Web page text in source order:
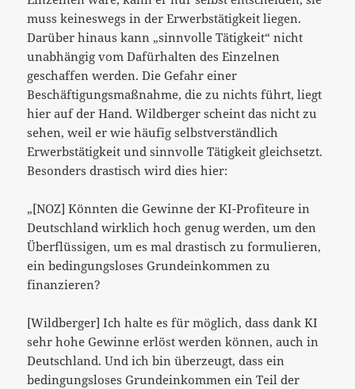
muss keineswegs in der Erwerbstätigkeit liegen.
Darüber hinaus kann „sinnvolle Tätigkeit“ nicht
unabhängig vom Dafürhalten des Einzelnen
geschaffen werden. Die Gefahr einer
Beschäftigungsmaßnahme, die zu nichts führt, liegt
hier auf der Hand. Wildberger scheint das nicht zu
sehen, weil er wie häufig selbstverständlich
Erwerbstätigkeit und sinnvolle Tätigkeit gleichsetzt.
Besonders drastisch wird dies hier:
„[NOZ] Könnten die Gewinne der KI-Profiteure in
Deutschland wirklich hoch genug werden, um den
Überflüssigen, um es mal drastisch zu formulieren,
ein bedingungsloses Grundeinkommen zu
finanzieren?
[Wildberger] Ich halte es für möglich, dass dank KI
sehr hohe Gewinne erlöst werden können, auch in
Deutschland. Und ich bin überzeugt, dass ein
bedingungsloses Grundeinkommen ein Teil der